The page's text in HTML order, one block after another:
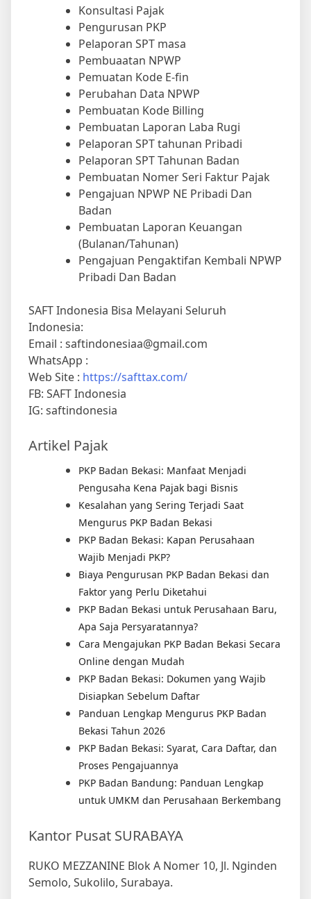
Konsultasi Pajak
Pengurusan PKP
Pelaporan SPT masa
Pembuaatan NPWP
Pemuatan Kode E-fin
Perubahan Data NPWP
Pembuatan Kode Billing
Pembuatan Laporan Laba Rugi
Pelaporan SPT tahunan Pribadi
Pelaporan SPT Tahunan Badan
Pembuatan Nomer Seri Faktur Pajak
Pengajuan NPWP NE Pribadi Dan
Badan
Pembuatan Laporan Keuangan
(Bulanan/Tahunan)
Pengajuan Pengaktifan Kembali NPWP
Pribadi Dan Badan
SAFT Indonesia Bisa Melayani Seluruh
Indonesia:
Email : saftindonesiaa@gmail.com
WhatsApp :
Web Site : https://safttax.com/
FB: SAFT Indonesia
IG: saftindonesia
Artikel Pajak
PKP Badan Bekasi: Manfaat Menjadi
Pengusaha Kena Pajak bagi Bisnis
Kesalahan yang Sering Terjadi Saat
Mengurus PKP Badan Bekasi
PKP Badan Bekasi: Kapan Perusahaan
Wajib Menjadi PKP?
Biaya Pengurusan PKP Badan Bekasi dan
Faktor yang Perlu Diketahui
PKP Badan Bekasi untuk Perusahaan Baru,
Apa Saja Persyaratannya?
Cara Mengajukan PKP Badan Bekasi Secara
Online dengan Mudah
PKP Badan Bekasi: Dokumen yang Wajib
Disiapkan Sebelum Daftar
Panduan Lengkap Mengurus PKP Badan
Bekasi Tahun 2026
PKP Badan Bekasi: Syarat, Cara Daftar, dan
Proses Pengajuannya
PKP Badan Bandung: Panduan Lengkap
untuk UMKM dan Perusahaan Berkembang
Kantor Pusat SURABAYA
RUKO MEZZANINE Blok A Nomer 10, Jl. Nginden
Semolo, Sukolilo, Surabaya.